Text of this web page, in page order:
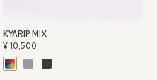
KYARIP MIX
¥10,500